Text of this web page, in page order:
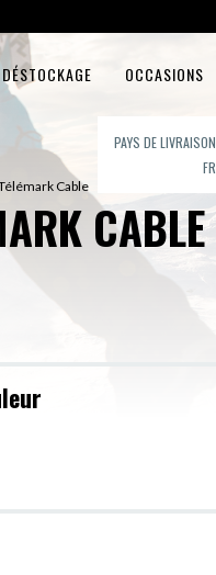
DÉSTOCKAGE OCCASIONS
PAYS DE LIVRAISON
FR
Cable
CABLE